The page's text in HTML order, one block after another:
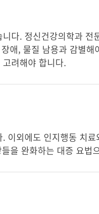
다. 정신건강의학과
애, 물질 남용과 감별
려해야 합니다.
이외에도 인지행동 치
을 완화하는 대증 요